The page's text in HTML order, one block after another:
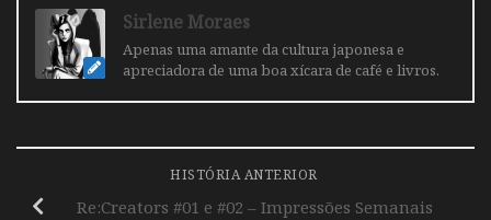
Sirlene Moraes
Apenas uma amante da cultura japonesa e
apreciadora de uma boa xícara de café e livros.
HISTÓRIA ANTERIOR
Re:Creators #01 e #02 – Impressões Semanais